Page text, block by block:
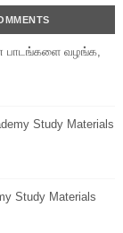
பாடங்களை வழங்க,
Study Materials
Study Materials